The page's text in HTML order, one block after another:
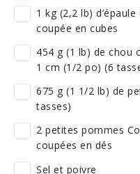
1 kg (2,2 lb)
coupée en cubes
454 g (1 lb) de chou
1 cm (1/2 po) (6
675 g (1 1/2 lb) de
tasses)
2 petites pommes
coupées en dés
Sel et poivre